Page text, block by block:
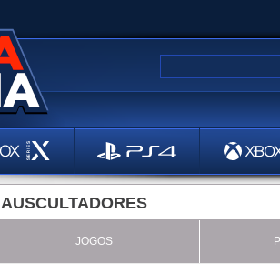
AUSCULTADORES
JOGOS